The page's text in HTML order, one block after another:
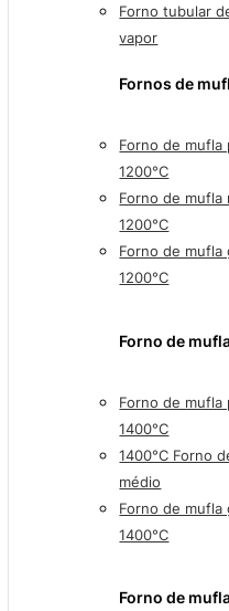
Forno tubular
vapor
Fornos de
Forno de mufla
1200°C
Forno de mufla
1200°C
Forno de mufla
1200°C
Forno de
Forno de mufla
1400°C
1400°C Forno
médio
Forno de mufla
1400°C
Forno de